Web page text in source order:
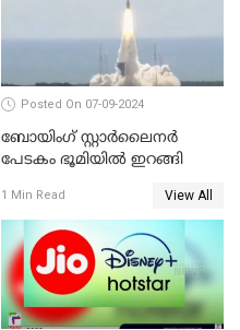
Posted On 07-09-2024
ബോയിംഗ് സ്റ്റാര്‍ലൈനര്‍
പേടകം ഭൂമിയില്‍ ഇറങ്ങി
1 Min Read View All